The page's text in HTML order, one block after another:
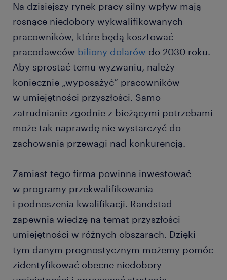
Na dzisiejszy rynek pracy silny wpływ mają
rosnące niedobory wykwalifikowanych
pracowników, które będą kosztować
pracodawców biliony dolarów do 2030 roku.
Aby sprostać temu wyzwaniu, należy
koniecznie „wyposażyć” pracowników
w umiejętności przyszłości. Samo
zatrudnianie zgodnie z bieżącymi potrzebami
może tak naprawdę nie wystarczyć do
zachowania przewagi nad konkurencją.
Zamiast tego firma powinna inwestować
w programy przekwalifikowania
i podnoszenia kwalifikacji. Randstad
zapewnia wiedzę na temat przyszłości
umiejętności w różnych obszarach. Dzięki
tym danym prognostycznym możemy pomóc
zidentyfikować obecne niedobory